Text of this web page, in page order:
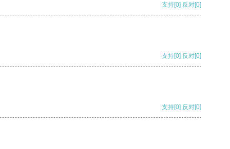
支持[0] 反对[0]
支持[0] 反对[0]
支持[0] 反对[0]